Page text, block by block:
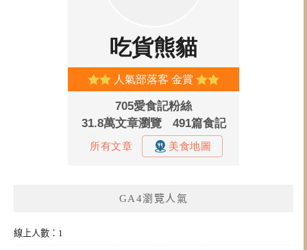
GA4瀏覽人氣
線上人數：1